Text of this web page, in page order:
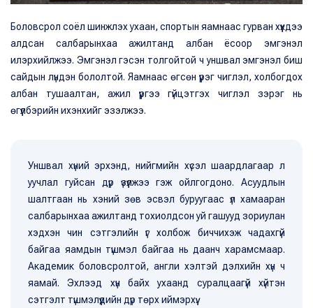
Боловсрол соёл шинжлэх ухаан, спортын яамнаас гурван хүүхдээ
алдсан салбарынхаа ажилтанд албан ёсоор эмгэнэл
илэрхийлжээ. Эмгэнэл гэсэн толгойтой ч уншвал эмгэнэл биш
сайдын лүндэн бололтой. Яамнаас өгсөн үүрэг чиглэл, холбогдох
албан тушаалтан, ажил үүргээ гүйцэтгэх чиглэл зэрэг нь
өгүүлбэрийн ихэнхийг эзэлжээ.
Уншвал хүний эрхэнд, нийгмийн хүсэл шаардлагаар л
уучлал гуйсан дүр үзүүлжээ гэж ойлгогдоно. Асуудлын
шалтгаан нь хэний зөв эсвэл буруугаас үл хамааран
салбарынхаа ажилтанд тохиолдсон уй гашууд зориулан
хэдхэн чин сэтгэлийн үг холбож биччихэж чадахгүй
байгаа яамдын түшмэл байгаа нь даанч харамсмаар.
Академик боловсролтой, англи хэлтэй дэлхийн хүн ч
яамай. Эхлээд хүн байх ухаанд суралцаагүй хүйтэн
сэтгэлт түшмэлүүдийн дүр төрх иймэрхүү.